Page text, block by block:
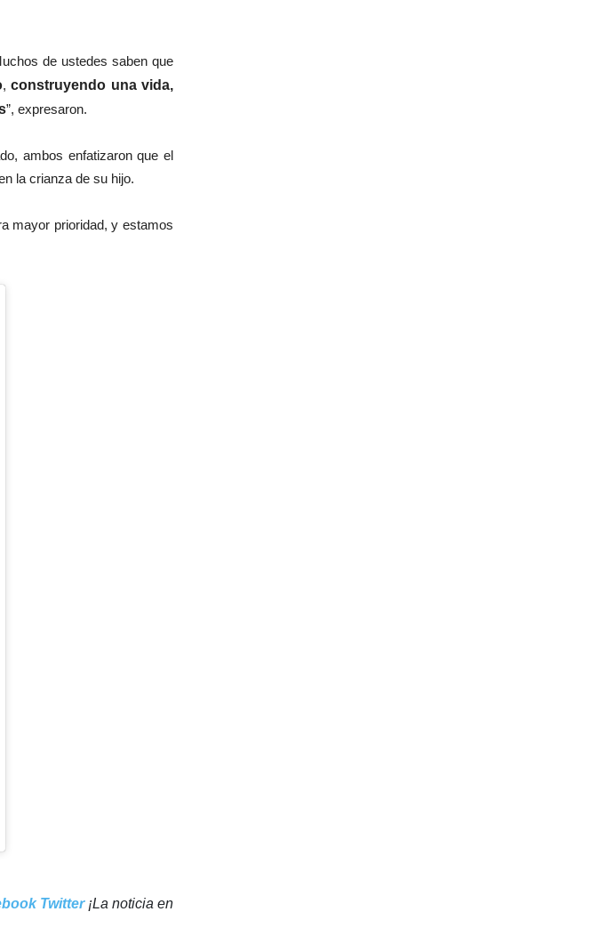
de ustedes saben que
, construyendo una vida,
”, expresaron.
ambos enfatizaron que el
la crianza de su hijo.
mayor prioridad, y estamos
Twitter¡La noticia en